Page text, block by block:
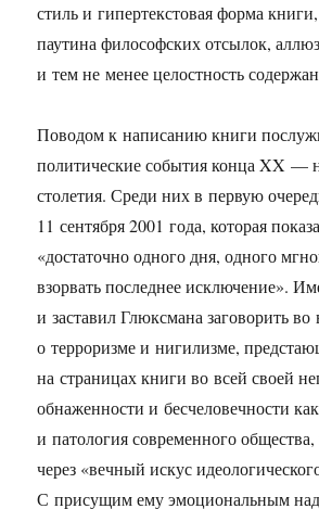
стиль и гипертекстовая форма
паутина философских отсылок,
и тем не менее целостность
Поводом к написанию книги
политические события конца XX —
столетия. Среди них в первую
11 сентября 2001 года, которая
«достаточно одного дня, одного
взорвать последнее исключение».
и заставил Глюксмана заговорить во
о терроризме и нигилизме,
на страницах книги во всей своей
обнаженности и бесчеловечности
и патология современного
через «вечный искус
С присущим ему эмоциональным